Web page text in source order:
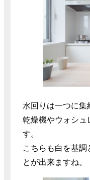
水回りは一つに集
乾燥機やウォシュ
す。
こちらも白を基調
とが出来ますね。